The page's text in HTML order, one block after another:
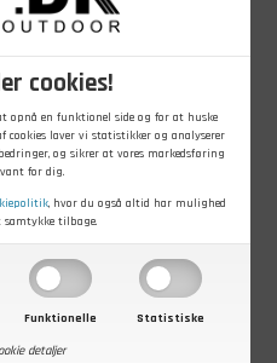
cookies!
opnå en funktionel side og for at huske
laver vi statistikker og analyserer
og sikrer at vores markedsføring
for dig.
, hvor du også altid har mulighed
tilbage.
Funktionelle
Statistiske
detaljer
- Køb nu
Army kasket til
På lager - Køb nu